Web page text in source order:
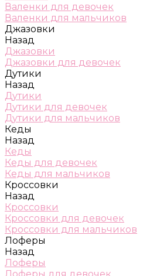
Валенки для девочек
Валенки для мальчиков
Джазовки
Назад
Джазовки
Джазовки для девочек
Дутики
Назад
Дутики
Дутики для девочек
Дутики для мальчиков
Кеды
Назад
Кеды
Кеды для девочек
Кеды для мальчиков
Кроссовки
Назад
Кроссовки
Кроссовки для девочек
Кроссовки для мальчиков
Лоферы
Назад
Лоферы